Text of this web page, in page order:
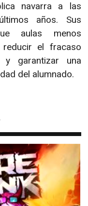
navarra a las
años. Sus
aulas menos
el fracaso
y garantizar una
del alumnado.